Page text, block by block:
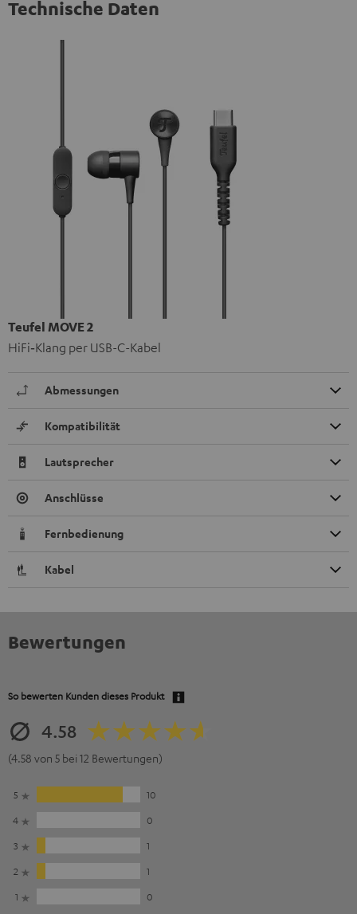
Technische Daten
Teufel MOVE 2
HiFi‑Klang per USB-C-Kabel
Abmessungen
Kompatibilität
Lautsprecher
Anschlüsse
Fernbedienung
Kabel
Bewertungen
So bewerten Kunden dieses Produkt
4.58
(4.58 von 5 bei 12 Bewertungen)
5
10
4
0
3
1
2
1
1
0